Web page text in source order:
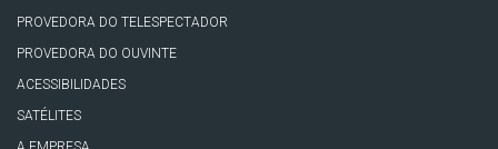
PROVEDORA DO TELESPECTADOR
PROVEDORA DO OUVINTE
ACESSIBILIDADES
SATÉLITES